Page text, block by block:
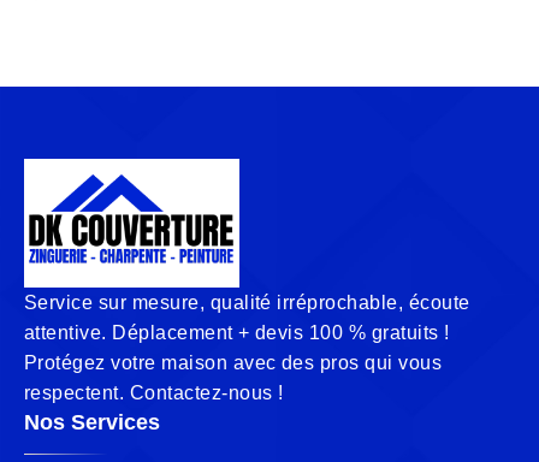
Service sur mesure, qualité irréprochable, écoute
attentive. Déplacement + devis 100 % gratuits !
Protégez votre maison avec des pros qui vous
respectent. Contactez-nous !
Nos Services